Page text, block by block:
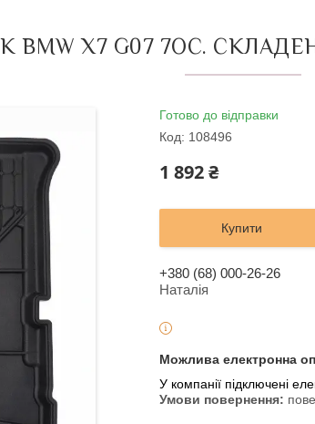
X7 G07 7ОС.
Готово до відправки
Код: 108496
1 892 ₴
Купити
+380 (68) 000-26-26
Наталія
У компанії підключені